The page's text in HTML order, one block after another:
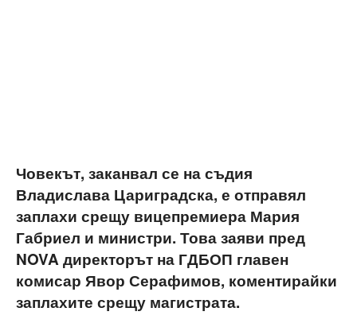
Човекът, заканвал се на съдия
Владислава Цариградска, е отправял
заплахи срещу вицепремиера Мария
Габриел и министри. Това заяви пред
NOVA директорът на ГДБОП главен
комисар Явор Серафимов, коментирайки
заплахите срещу магистрата.